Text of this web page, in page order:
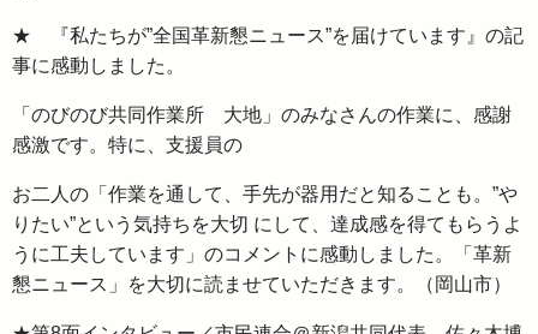
★ 『私たちが”全国革新懇ニュース”を届けています』の記
事に感動しました。
「のびのび共同作業所 大地」のみなさんの作業に、感謝
感激です。特に、支援員の
お二人の「作業を通して、手先が器用だと知ることも。”や
りたい”という気持ちを大切 にして、達成感を得てもらうよ
うに工夫しています」のコメントに感動しました。「革新
懇ニュース」を大切に読ませていただきます。（岡山市）